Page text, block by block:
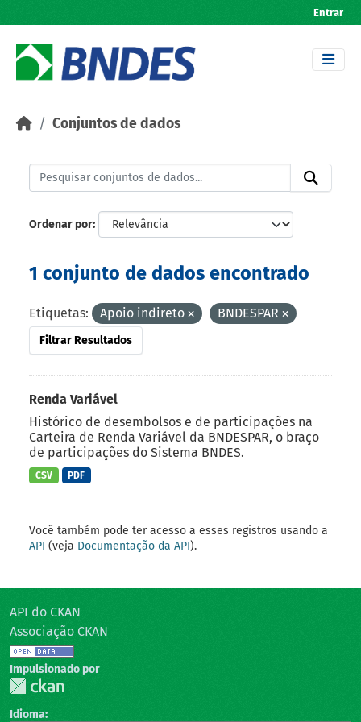
Entrar
Conjuntos de dados
Ordenar por
1 conjunto de dados encontrado
Etiquetas: Apoio indireto BNDESPAR
Filtrar Resultados
Renda Variável
Histórico de desembolsos e de participações na
Carteira de Renda Variável da BNDESPAR, o braço
de participações do Sistema BNDES.
CSV PDF
Você também pode ter acesso a esses registros usando a
API (veja Documentação da API).
API do CKAN
Associação CKAN
Impulsionado por
Idioma